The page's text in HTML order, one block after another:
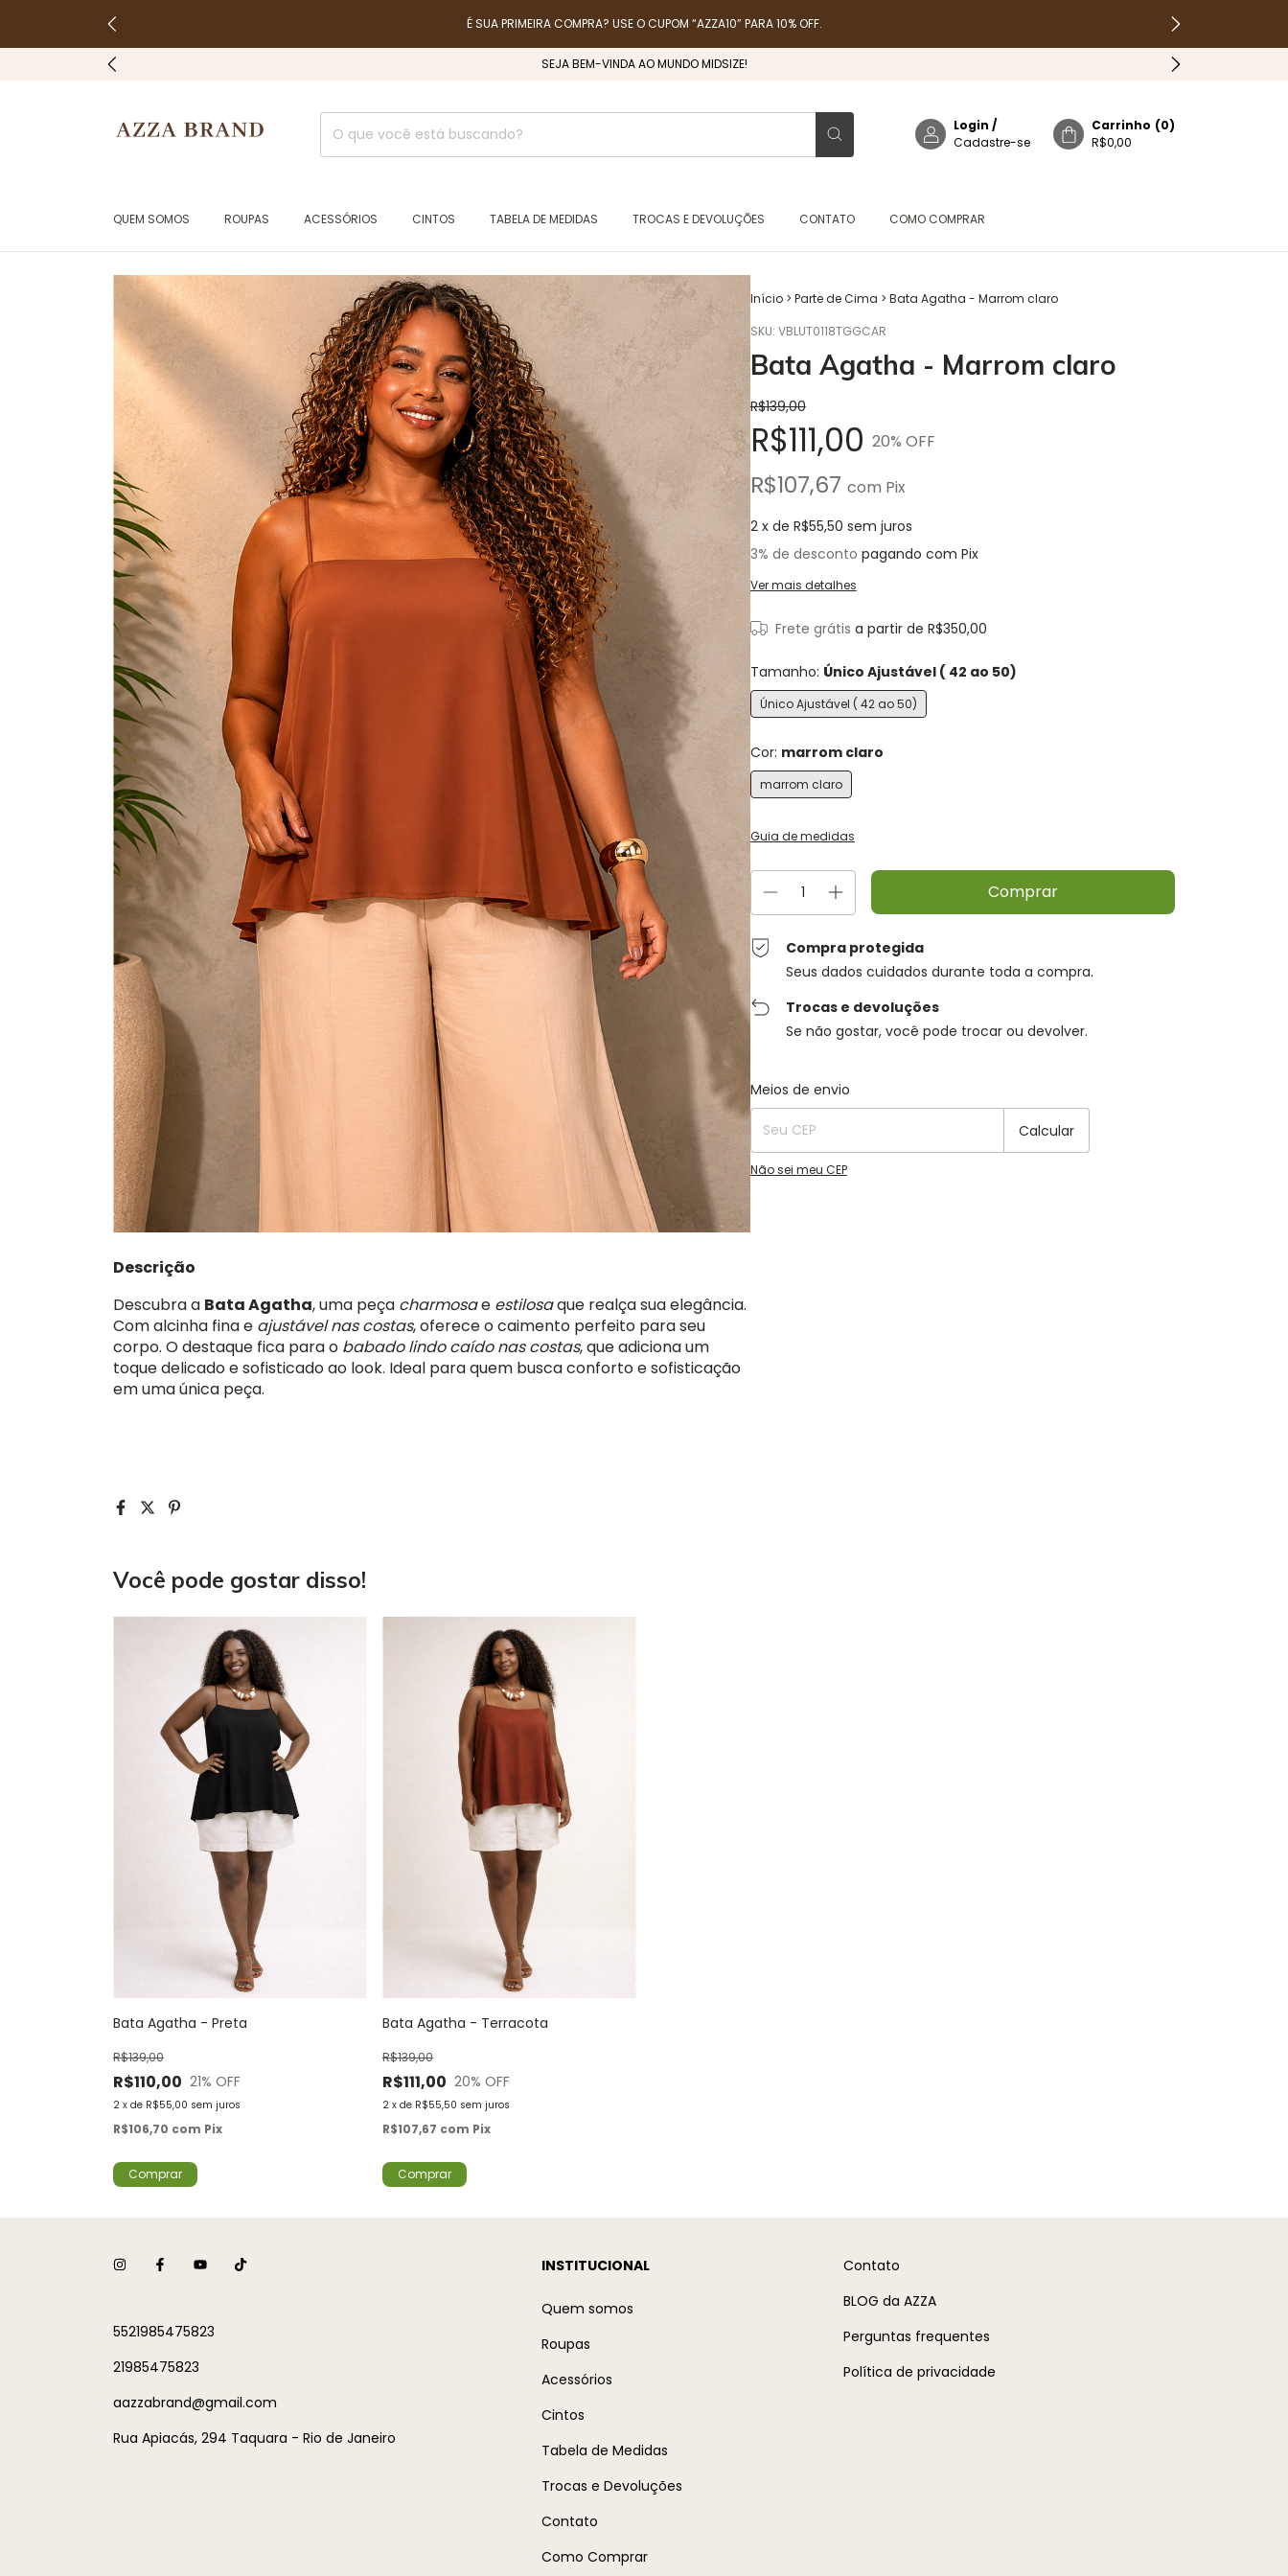
É SUA PRIMEIRA COMPRA? USE O CUPOM “AZZA10” PARA 10% OFF.
SEJA BEM-VINDA AO MUNDO MIDSIZE!
Login /
Cadastre-se
Carrinho (0)
R$0,00
QUEM SOMOS ROUPAS ACESSÓRIOS CINTOS TABELA DE MEDIDAS TROCAS E DEVOLUÇÕES CONTATO COMO COMPRAR
Início > Parte de Cima > Bata Agatha - Marrom claro
SKU: VBLUT0118TGGCAR
Bata Agatha - Marrom claro
R$139,00
R$111,00 20% OFF
R$107,67 com Pix
2 x de R$55,50 sem juros
3% de desconto pagando com Pix
Ver mais detalhes
Frete grátis a partir deR$350,00
Tamanho: Único Ajustável ( 42 ao 50)
Único Ajustável ( 42 ao 50)
Cor: marrom claro
marrom claro
Guia de medidas
Compra protegida
Seus dados cuidados durante toda a compra.
Trocas e devoluções
Se não gostar, você pode trocar ou devolver.
Entregas para o CEP:
Meios de envio
Calcular
Não sei meu CEP
Descrição
Descubra a Bata Agatha, uma peça charmosae estilosaque realça sua elegância.
Com alcinha fina e ajustável nas costas, oferece o caimento perfeito para seu
corpo. O destaque fica para o babado lindo caído nas costas, que adiciona um
toque delicado e sofisticado ao look. Ideal para quem busca conforto e sofisticação
em uma única peça.
Você pode gostar disso!
Bata Agatha - Preta
R$110,00
R$139,00
21% OFF
2 x de R$55,00 sem juros
R$106,70 com Pix
Comprar
Bata Agatha - Terracota
R$111,00
R$139,00
20% OFF
2 x de R$55,50 sem juros
R$107,67 com Pix
Comprar
5521985475823
21985475823
aazzabrand@gmail.com
Rua Apiacás, 294 Taquara - Rio de Janeiro
INSTITUCIONAL
Quem somos
Roupas
Acessórios
Cintos
Tabela de Medidas
Trocas e Devoluções
Contato
Como Comprar
Contato
BLOG da AZZA
Perguntas frequentes
Política de privacidade